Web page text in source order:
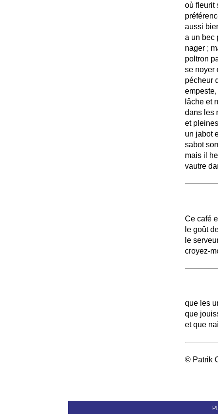
où fleurit
aussi
a un bec
nager ;
poltron
se noyer
pécheur
lâche et
dans les
et
un jabot
sabot
mais il
vautre
Ce café
le goût
le
croyez-
que les
que
et que
© Patrik